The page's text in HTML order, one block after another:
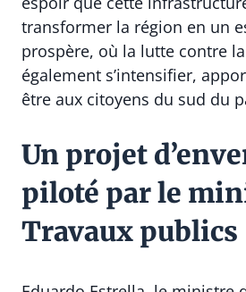
transformer la région en un
prospère, où la lutte contre
également s’intensifier,
être aux citoyens du sud du
Un projet
piloté par le
Travaux publics